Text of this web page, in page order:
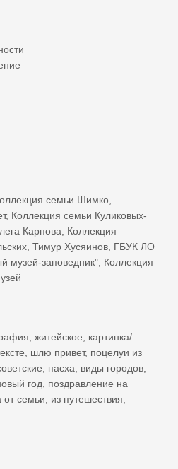
семьи Шимко
, Коллекция семьи Куликовых-
Карпова
Коллекция
Тимур Хусяинов ГБУК ЛО
музей-заповедник" Коллекция
житейское
картинка/
шлю привет, поцелуи из
пасха виды городов
год
поздравление на
от семьи из путешествия